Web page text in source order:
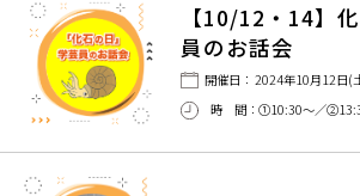
【10/12・14】
員のお話会
開催日： 2024年10月12日(
時 間：①10:30〜／